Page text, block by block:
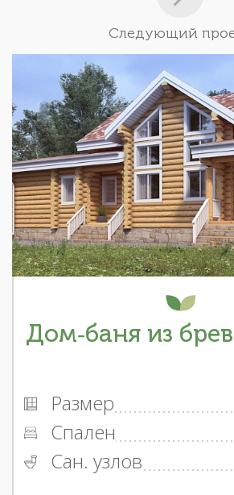
Следующий
Дом-баня из
Размер
Спален
Сан. узлов